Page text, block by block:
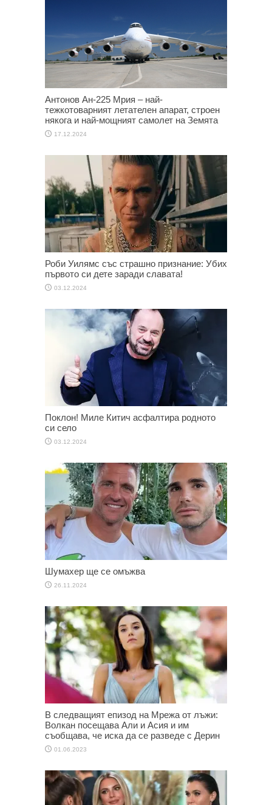
Антонов Ан-225 Мрия – най-
тежкотоварният летателен апарат, строен
някога и най-мощният самолет на Земята
17.12.2024
Роби Уилямс със страшно признание: Убих
първото си дете заради славата!
03.12.2024
Поклон! Миле Китич асфалтира родното
си село
03.12.2024
Шумахер ще се омъжва
26.11.2024
В следващият епизод на Мрежа от лъжи:
Волкан посещава Али и Асия и им
съобщава, че иска да се разведе с Дерин
01.06.2023